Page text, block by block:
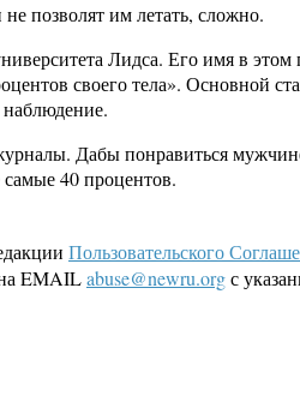
позволят им летать, сложно.
Лидса. Его имя в этом
своего тела». Основной
Дабы понравиться
40 процентов.
Пользовательского
EMAILabuse@newru.orgс